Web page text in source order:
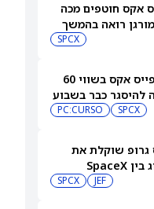
אקס חוטפים מכה
רואה בהמשך
SPCX
עסקת קורסור של ספייס אקס בשווי 60
להיסגר כבר בשבוע
SPCX
PC:CURSO
גרופ שוקלת את
הספקולציות על מיזוג בין SpaceX
JEF
SPCX